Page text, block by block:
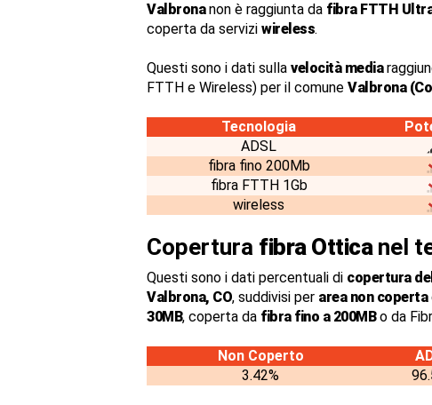
Valbronanon è raggiunta da fibra FTTH
coperta da servizi wireless.
Questi sono i dati sulla velocità media
FTTH e Wireless) per il comune Valbrona
Tecnologia
ADSL
fibra fino 200Mb
fibra FTTH 1Gb
wireless
Copertura fibra Otticanel
Questi sono i dati percentuali di copertura
Valbrona, CO, suddivisi per area non coperta
30MB, coperta da fibra fino a 200MBo da
Non Coperto
3.42%